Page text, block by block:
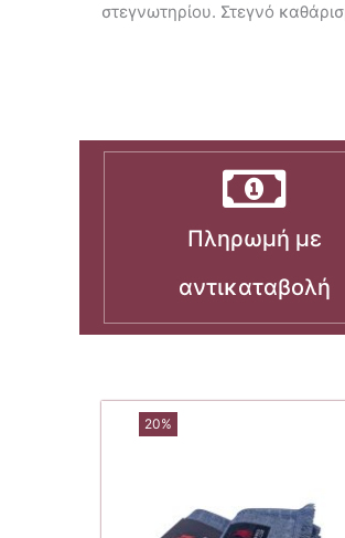
στεγνωτηρίου. Στεγνό
Πληρωμή με
αντικαταβολή
20%